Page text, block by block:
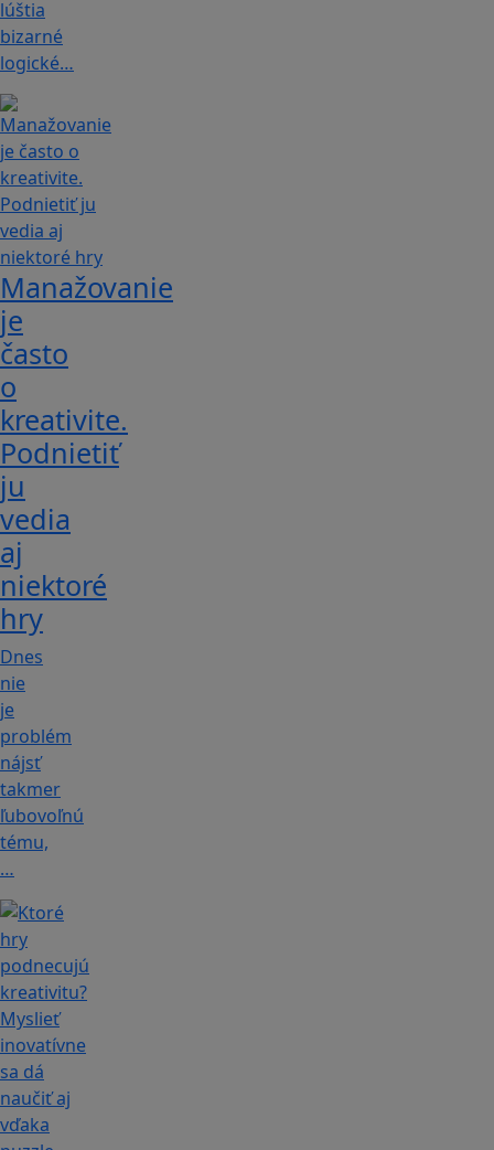
lúštia
bizarné
logické…
Manažovanie
je
často
o
kreativite.
Podnietiť
ju
vedia
aj
niektoré
hry
Dnes
nie
je
problém
nájsť
takmer
ľubovoľnú
tému,
…